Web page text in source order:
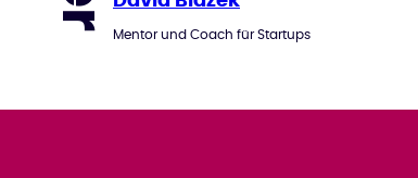
Mentor und Coach für Startups